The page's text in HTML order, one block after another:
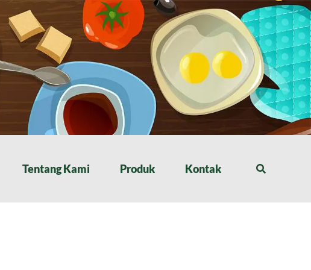
Tentang Kami Produk Kontak